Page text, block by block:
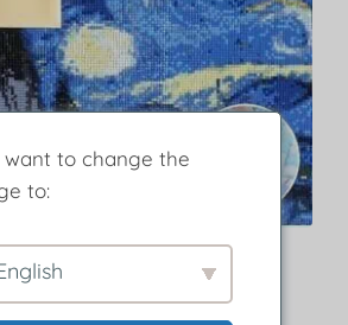
Paso 3
y colócalo en el lienzo.
want to change the
to: